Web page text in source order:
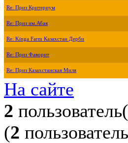
Re: Приз Критериум
Re: Приз им.Абая
Re: Kinga Farm Казахстан Дерби
Re: Приз Фаворит
Re: Приз Казахстанская Миля
На сайте
2
(2